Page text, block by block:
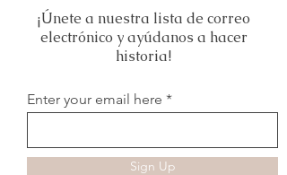
¡Únete a nuestra lista de correo
electrónico y ayúdanos a hacer
historia!
Enter your email here
Sign Up